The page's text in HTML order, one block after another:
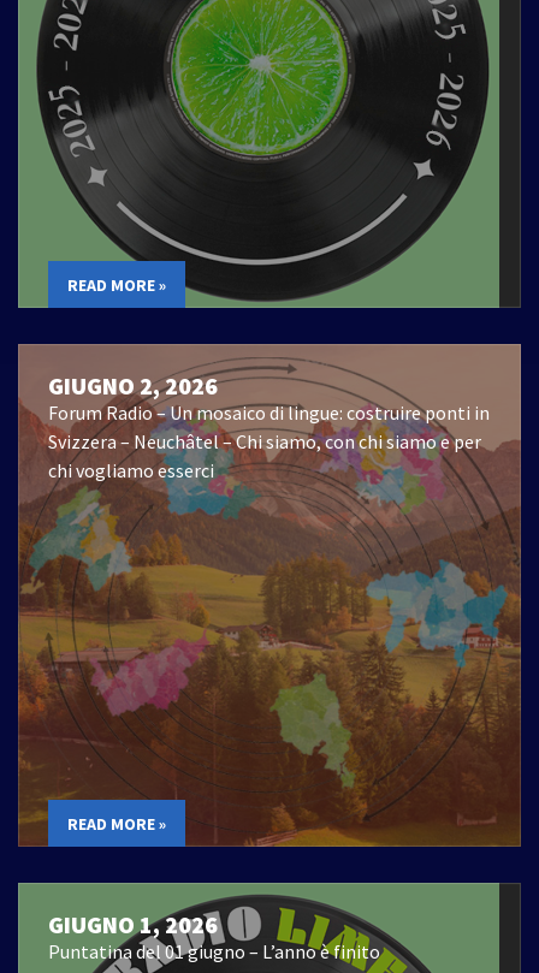
READ MORE »
GIUGNO 2, 2026
Forum Radio – Un mosaico di lingue: costruire ponti in
Svizzera – Neuchâtel – Chi siamo, con chi siamo e per
chi vogliamo esserci
READ MORE »
GIUGNO 1, 2026
Puntatina del 01 giugno – L’anno è finito